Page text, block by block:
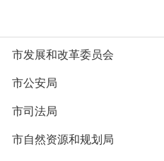
市发展和改革委员会
市公安局
市司法局
市自然资源和规划局